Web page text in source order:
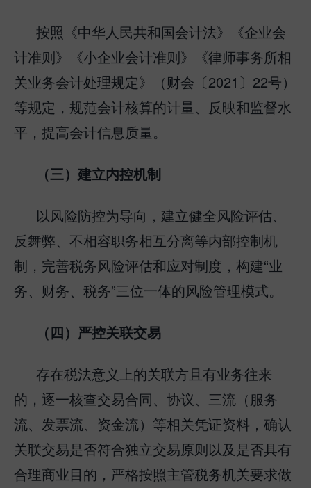
按照《中华人民共和国会计法》《企业会
计准则》《小企业会计准则》《律师事务所相
关业务会计处理规定》（财会〔2021〕22号）
等规定，规范会计核算的计量、反映和监督水
平，提高会计信息质量。
（三）建立内控机制
以风险防控为导向，建立健全风险评估、
反舞弊、不相容职务相互分离等内部控制机
制，完善税务风险评估和应对制度，构建“业
务、财务、税务”三位一体的风险管理模式。
（四）严控关联交易
存在税法意义上的关联方且有业务往来
的，逐一核查交易合同、协议、三流（服务
流、发票流、资金流）等相关凭证资料，确认
关联交易是否符合独立交易原则以及是否具有
合理商业目的，严格按照主管税务机关要求做